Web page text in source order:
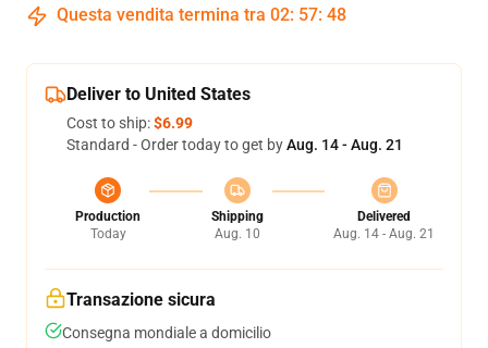
Questa vendita termina tra 02: 57: 47
Deliver to United States
Cost to ship:$6.99
Standard - Order today to get byAug. 14 - Aug. 21
Production
Today
Shipping
Aug. 10
Delivered
Aug. 14 - Aug. 21
Transazione sicura
Consegna mondiale a domicilio